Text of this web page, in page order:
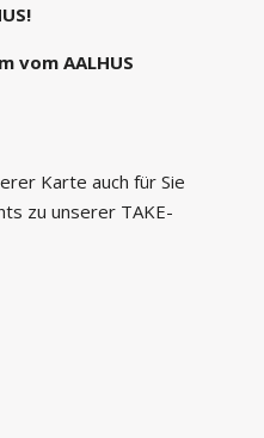
vom AALHUS
Karte auch für Sie
zu unserer TAKE-